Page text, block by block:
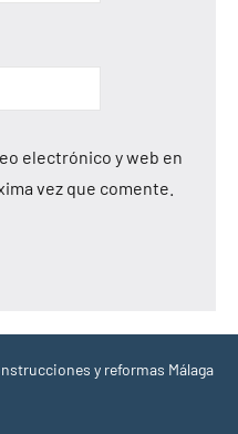
electrónico y web en
vez que comente.
y reformas Málaga